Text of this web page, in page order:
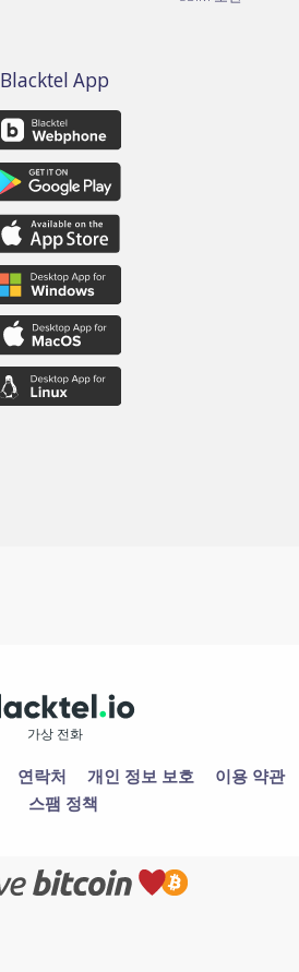
Blacktel App
가상 전화
연락처 개인 정보 보호
이용 약관
스팸 정책